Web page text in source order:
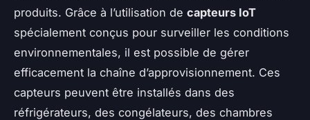
produits. Grâce à l’utilisation de capteurs IoT
spécialement conçus pour surveiller les conditions
environnementales, il est possible de gérer
efficacement la chaîne d’approvisionnement. Ces
capteurs peuvent être installés dans des
réfrigérateurs, des congélateurs, des chambres